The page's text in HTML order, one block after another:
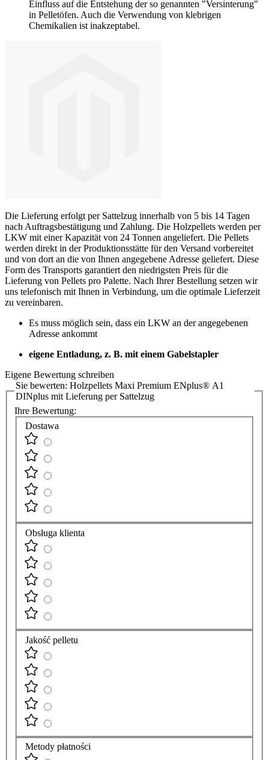
Einfluss auf die Entstehung der so genannten "Versinterung"
in Pelletöfen. Auch die Verwendung von klebrigen
Chemikalien ist inakzeptabel.
Die Lieferung erfolgt per Sattelzug innerhalb von 5 bis 14 Tagen
nach Auftragsbestätigung und Zahlung. Die Holzpellets werden per
LKW mit einer Kapazität von 24 Tonnen angeliefert. Die Pellets
werden direkt in der Produktionsstätte für den Versand vorbereitet
und von dort an die von Ihnen angegebene Adresse geliefert. Diese
Form des Transports garantiert den niedrigsten Preis für die
Lieferung von Pellets pro Palette. Nach Ihrer Bestellung setzen wir
uns telefonisch mit Ihnen in Verbindung, um die optimale Lieferzeit
zu vereinbaren.
Es muss möglich sein, dass ein LKW an der angegebenen
Adresse ankommt
eigene Entladung, z. B. mit einem Gabelstapler
Eigene Bewertung schreiben
Sie bewerten: Holzpellets Maxi Premium ENplus® A1
DINplus mit Lieferung per Sattelzug
Ihre Bewertung:
Dostawa
Obsługa klienta
Jakość pelletu
Metody płatności